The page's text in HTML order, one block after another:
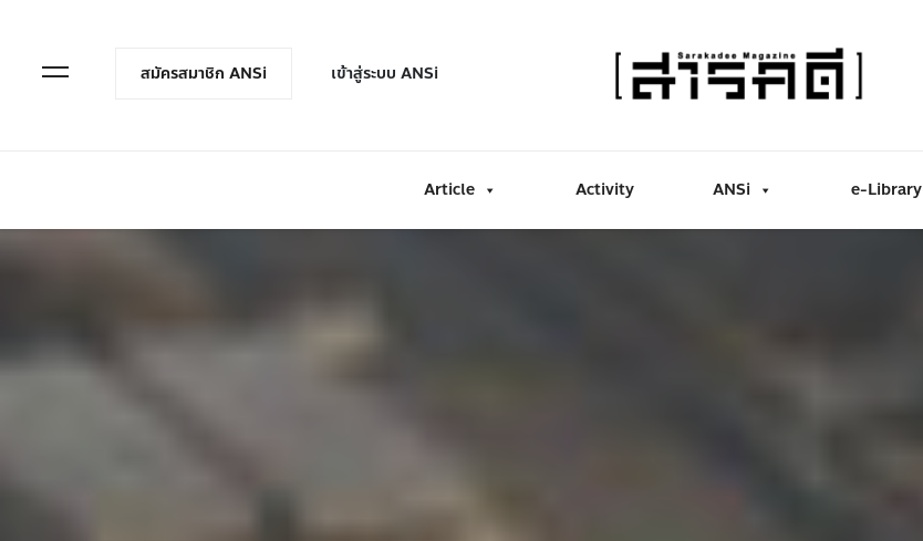
Open Menuสมัครสมาชิก ANSi เข้าสู่ระบบ ANSi
Article Activity ANSi e-Library